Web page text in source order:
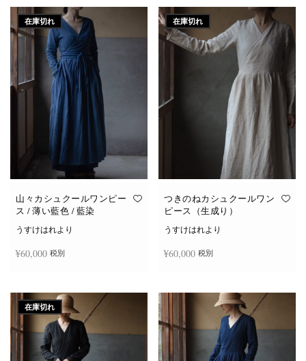
在庫切れ
山々カシュクールワンピー
ス / 薄い藍色 / 藍染
うすけはれより
¥60,000 税別
在庫切れ
つきのねカシュクールワン
ピース（生成り）
うすけはれより
¥60,000 税別
在庫切れ